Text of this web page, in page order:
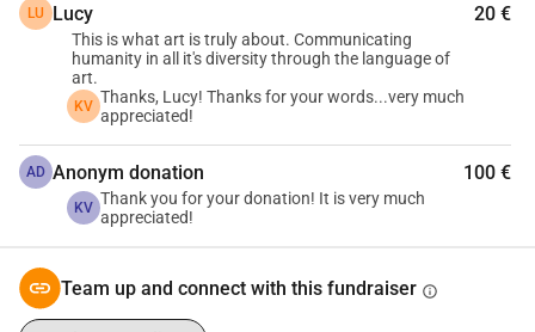
Karolien Verheyen
LU Lucy 20 €
This is what art is truly about. Communicating
humanity in all it's diversity through the language of
art.
KV Thanks, Lucy! Thanks for your words...very much
appreciated!
AD Anonym donation 100 €
KV Thank you for your donation! It is very much
appreciated!
Team up and connect with this fundraiser info